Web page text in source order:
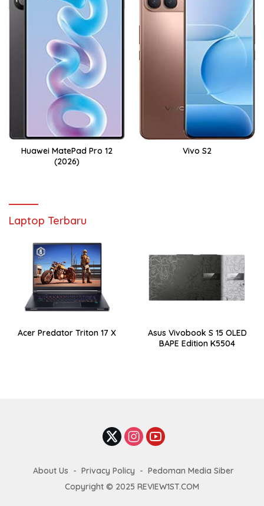
Huawei MatePad Pro 12
(2026)
Vivo S2
Laptop Terbaru
Acer Predator Triton 17 X
Asus Vivobook S 15 OLED
BAPE Edition K5504
About Us Privacy Policy
Pedoman Media Siber
Copyright © 2025 REVIEW1ST.COM